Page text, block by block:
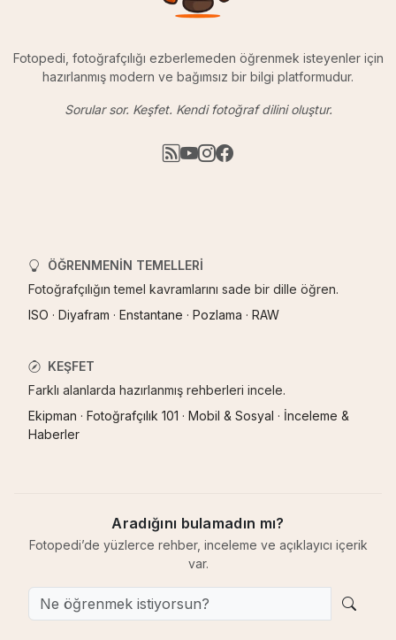
Fotopedi, fotoğrafçılığı ezberlemeden öğrenmek isteyenler için
hazırlanmış modern ve bağımsız bir bilgi platformudur.
Sorular sor. Keşfet. Kendi fotoğraf dilini oluştur.
ÖĞRENMENIN TEMELLERI
Fotoğrafçılığın temel kavramlarını sade bir dille öğren.
ISO · Diyafram · Enstantane · Pozlama · RAW
KEŞFET
Farklı alanlarda hazırlanmış rehberleri incele.
Ekipman · Fotoğrafçılık 101 · Mobil & Sosyal · İnceleme &
Haberler
Aradığını bulamadın mı?
Fotopedi’de yüzlerce rehber, inceleme ve açıklayıcı içerik
var.